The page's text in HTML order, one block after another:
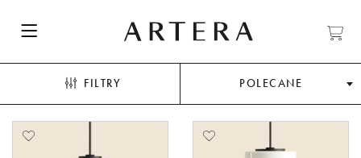
FILTRY POLECANE